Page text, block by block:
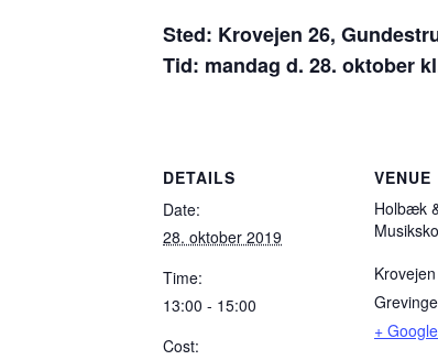
Sted: Krovejen 26,
Tid: mandag d. 28. oktober
DETAILS
Date:
28. oktober 2019
Time:
13:00 - 15:00
Cost:
VENUE
Holbæk
Grevinge
+